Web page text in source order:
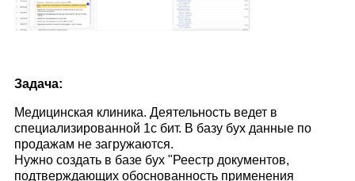
Задача:
Медицинская клиника. Деятельность ведет в
специализированной 1с бит. В базу бух данные по
продажам не загружаются.
Нужно создать в базе бух "Реестр документов,
подтверждающих обоснованность применения